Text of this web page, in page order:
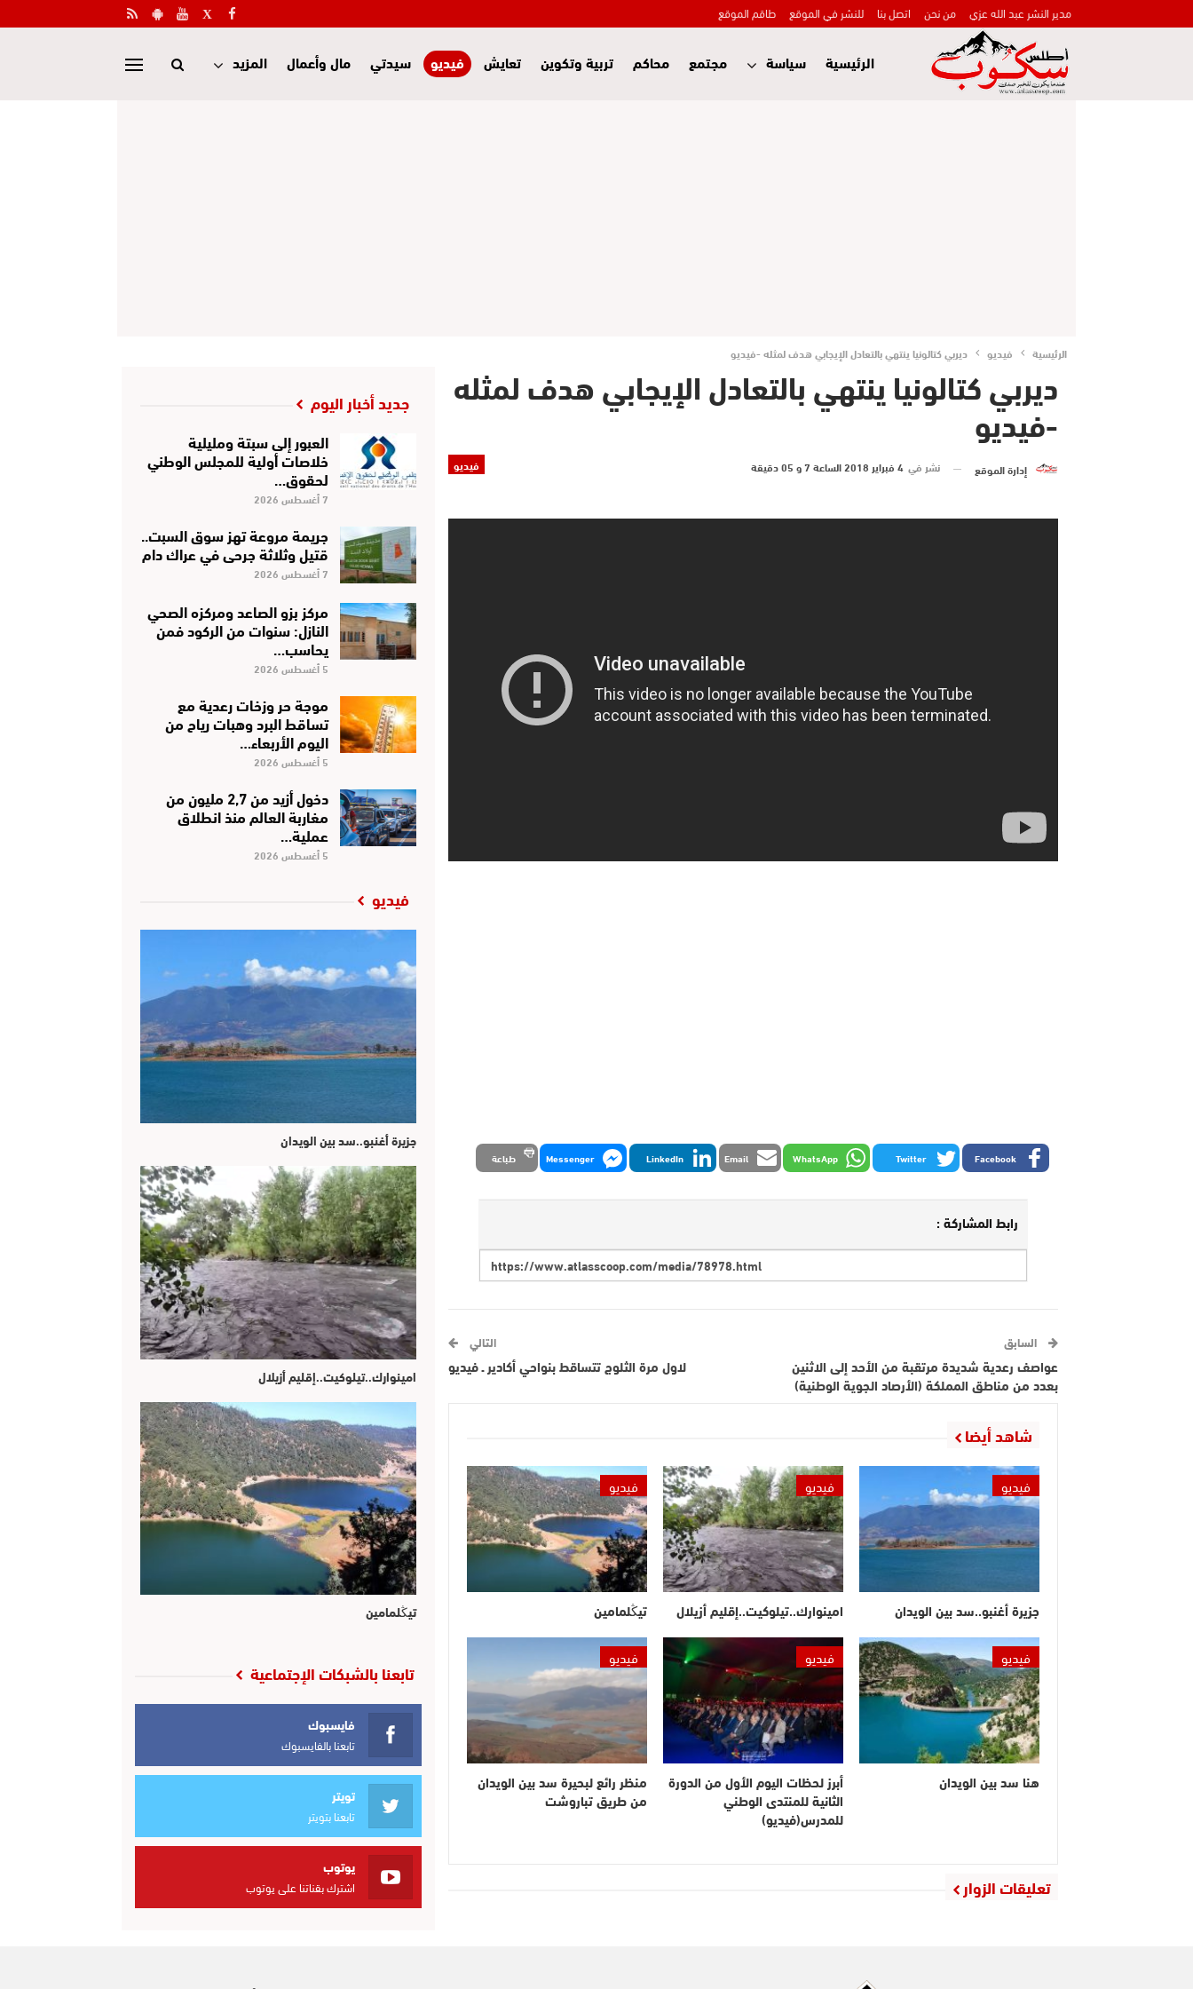
مدير النشر عبد الله عزي من نحن اتصل بنا للنشر في الموقع طاقم الموقع
الرئيسية سياسة مجتمع محاكم تربية وتكوين تعايش فيديو سيدتي مال وأعمال المزيد
الرئيسية فيديو ديربي كتالونيا ينتهي بالتعادل الإيجابي هدف لمثله -فيديو
ديربي كتالونيا ينتهي بالتعادل الإيجابي هدف لمثله
-فيديو
فيديو إدارة الموقع نشر في 4 فبراير 2018 الساعة 7 و 05 دقيقة
Facebook
Twitter
WhatsApp
Email
LinkedIn
Messenger طباعة
رابط المشاركة :
السابق
عواصف رعدية شديدة مرتقبة من الأحد إلى الاثنين
بعدد من مناطق المملكة (الأرصاد الجوية الوطنية)
التالي
لاول مرة الثلوج تتساقط بنواحي أكادير ـ فيديو
شاهد أيضا
فيديو
جزيرة أغنبو..سد بين الويدان
فيديو
امينوارك..تيلوكيت..إقليم أزيلال
فيديو
تيڭلمامين
فيديو
هنا سد بين الويدان
فيديو
أبرز لحظات اليوم الأول من الدورة
الثانية للمنتدى الوطني
للمدرس(فيديو)
فيديو
منظر رائع لبحيرة سد بين الويدان
من طريق تباروشت
تعليقات الزوار
جديد أخبار اليوم
العبور إلى سبتة ومليلية
خلاصات أولية للمجلس الوطني
لحقوق…
7 أغسطس 2026
جريمة مروعة تهز سوق السبت..
قتيل وثلاثة جرحى في عراك دام
7 أغسطس 2026
مركز بزو الصاعد ومركزه الصحي
النازل: سنوات من الركود فمن
يحاسب…
5 أغسطس 2026
موجة حر وزخات رعدية مع
تساقط البرد وهبات رياح من
اليوم الأربعاء…
5 أغسطس 2026
دخول أزيد من 2,7 مليون من
مغاربة العالم منذ انطلاق
عملية…
5 أغسطس 2026
فيديو
جزيرة أغنبو..سد بين الويدان
امينوارك..تيلوكيت..إقليم أزيلال
تيڭلمامين
تابعنا بالشبكات الإجتماعية
فايسبوك
تابعنا بالفايسبوك
تويتر
تابعنا بتويتر
يوتوب
اشترك بقناتنا على يوتوب